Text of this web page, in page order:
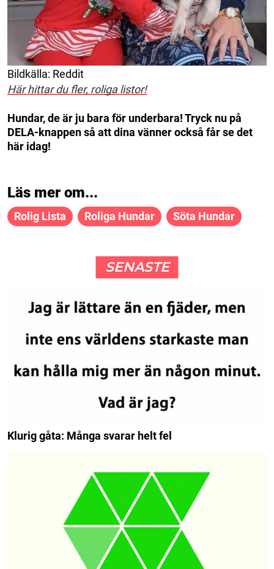
Bildkälla: Reddit
Här hittar du fler, roliga listor!
Hundar, de är ju bara för underbara! Tryck nu på
DELA-knappen så att dina vänner också får se det
här idag!
Läs mer om...
Rolig Lista Roliga Hundar Söta Hundar
SENASTE
Klurig gåta: Många svarar helt fel